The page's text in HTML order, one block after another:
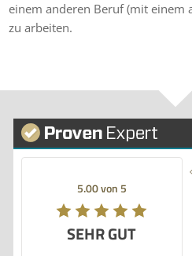
einem anderen Beruf (mit einem
zu arbeiten.
5.00 von 5
SEHR GUT